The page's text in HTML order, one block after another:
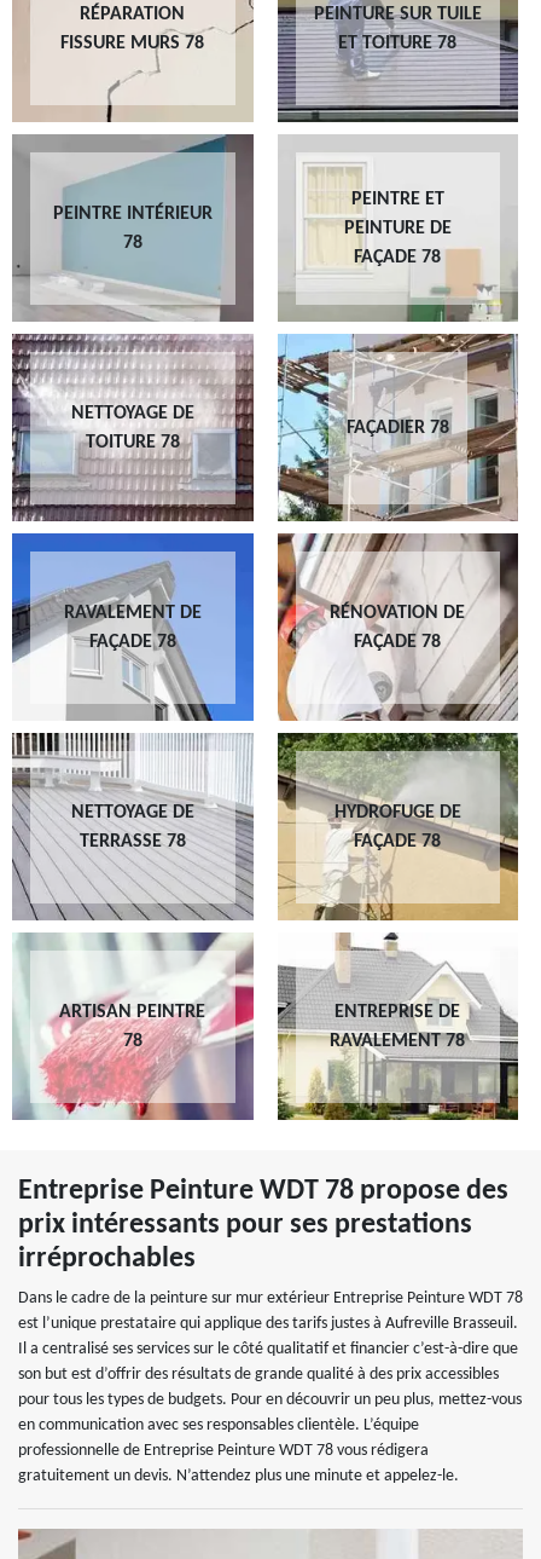
RÉPARATION
FISSURE MURS 78
PEINTURE SUR TUILE
ET TOITURE 78
PEINTRE INTÉRIEUR
78
PEINTRE ET
PEINTURE DE
FAÇADE 78
NETTOYAGE DE
TOITURE 78
FAÇADIER 78
RAVALEMENT DE
FAÇADE 78
RÉNOVATION DE
FAÇADE 78
NETTOYAGE DE
TERRASSE 78
HYDROFUGE DE
FAÇADE 78
ARTISAN PEINTRE
78
ENTREPRISE DE
RAVALEMENT 78
Entreprise Peinture WDT 78 propose des
prix intéressants pour ses prestations
irréprochables
Dans le cadre de la peinture sur mur extérieur Entreprise Peinture WDT 78
est l’unique prestataire qui applique des tarifs justes à Aufreville Brasseuil.
Il a centralisé ses services sur le côté qualitatif et financier c’est-à-dire que
son but est d’offrir des résultats de grande qualité à des prix accessibles
pour tous les types de budgets. Pour en découvrir un peu plus, mettez-vous
en communication avec ses responsables clientèle. L’équipe
professionnelle de Entreprise Peinture WDT 78 vous rédigera
gratuitement un devis. N’attendez plus une minute et appelez-le.